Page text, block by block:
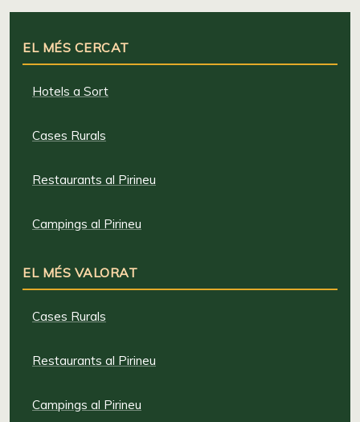
EL MÉS CERCAT
Hotels a Sort
Cases Rurals
Restaurants al Pirineu
Campings al Pirineu
EL MÉS VALORAT
Cases Rurals
Restaurants al Pirineu
Campings al Pirineu